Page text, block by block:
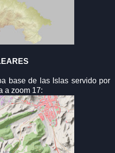
base de las Islas servido por
a zoom 17: